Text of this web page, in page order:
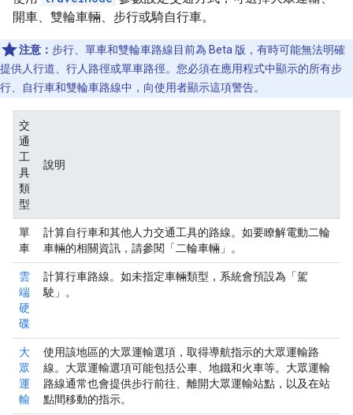
開車、雙輪車輛、步行或騎自行車。
注意： 步行、單車和雙輪車路線目前為 Beta 版，有時可能無法明確
提供人行道、行人路徑或單車路徑。您必須在應用程式中顯示的所有步
行、自行車和雙輪車路線中，向使用者顯示這項警告。
交
通
工
具
類
型
說明
單
車
計算自行車和其他人力交通工具的路線。如要瞭解電動二輪
車輛的相關資訊，請參閱「 二輪車輛 」。
雲
端
硬
碟
計算行車路線。如未指定車輛類型，系統會預設為「駕
駛」。
大
眾
運
輸
使用該地區的大眾運輸選項，取得導航指示的大眾運輸路
線。大眾運輸選項可能包括公車、地鐵和火車等。大眾運輸
路線通常也會提供步行前往、離開大眾運輸站點，以及在站
點間移動的指示。